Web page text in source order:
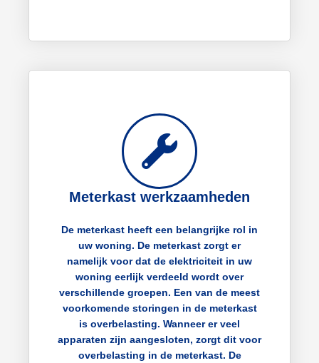
Meterkast werkzaamheden
De meterkast heeft een belangrijke rol in
uw woning. De meterkast zorgt er
namelijk voor dat de elektriciteit in uw
woning eerlijk verdeeld wordt over
verschillende groepen. Een van de meest
voorkomende storingen in de meterkast
is overbelasting. Wanneer er veel
apparaten zijn aangesloten, zorgt dit voor
overbelasting in de meterkast. De